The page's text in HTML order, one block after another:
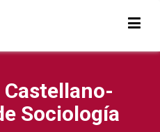
Sociología